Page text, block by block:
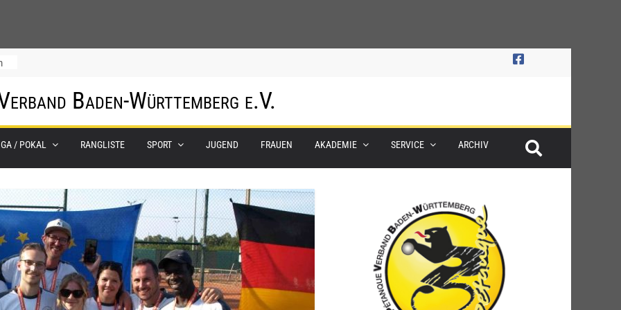
Baden-Württemberg e.V.
/ POKAL RANGLISTE SPORT JUGEND FRAUEN AKADEMIE SERVICE ARCHIV